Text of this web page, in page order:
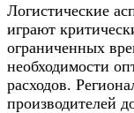
Логистические
играют
ограниченных
необходимости
расходов.
производителей